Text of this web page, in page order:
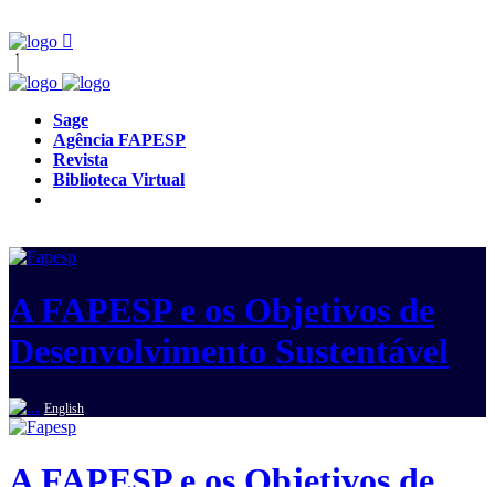
Sage
Agência FAPESP
Revista
Biblioteca Virtual
A FAPESP e os Objetivos de
Desenvolvimento Sustentável
English